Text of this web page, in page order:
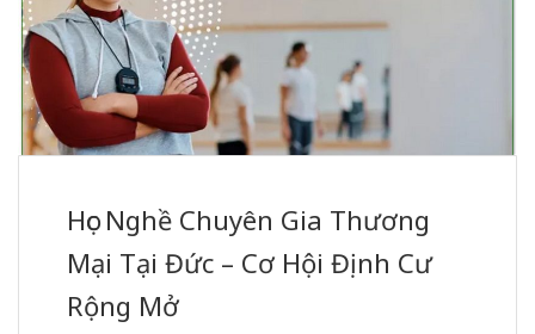
Học Nghề Chuyên Gia Thương
Mại Tại Đức – Cơ Hội Định Cư
Rộng Mở